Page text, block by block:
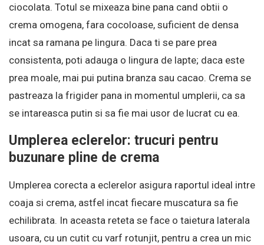
ciocolata. Totul se mixeaza bine pana cand obtii o
crema omogena, fara cocoloase, suficient de densa
incat sa ramana pe lingura. Daca ti se pare prea
consistenta, poti adauga o lingura de lapte; daca este
prea moale, mai pui putina branza sau cacao. Crema se
pastreaza la frigider pana in momentul umplerii, ca sa
se intareasca putin si sa fie mai usor de lucrat cu ea.
Umplerea eclerelor: trucuri pentru
buzunare pline de crema
Umplerea corecta a eclerelor asigura raportul ideal intre
coaja si crema, astfel incat fiecare muscatura sa fie
echilibrata. In aceasta reteta se face o taietura laterala
usoara, cu un cutit cu varf rotunjit, pentru a crea un mic